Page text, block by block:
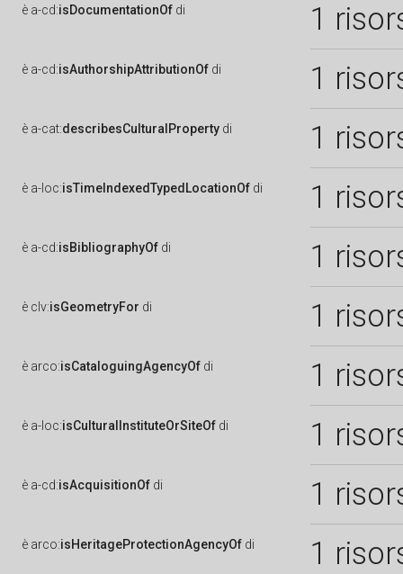
è a-cd:isDocumentationOf di 1
è a-cd:isAuthorshipAttributionOf di 1
è a-cat:describesCulturalProperty di 1
è a-loc:isTimeIndexedTypedLocationOf di 1
è a-cd:isBibliographyOf di 1
è clv:isGeometryFor di 1
è arco:isCataloguingAgencyOf di 1
è a-loc:isCulturalInstituteOrSiteOf di 1
è a-cd:isAcquisitionOf di 1
è arco:isHeritageProtectionAgencyOf di 1